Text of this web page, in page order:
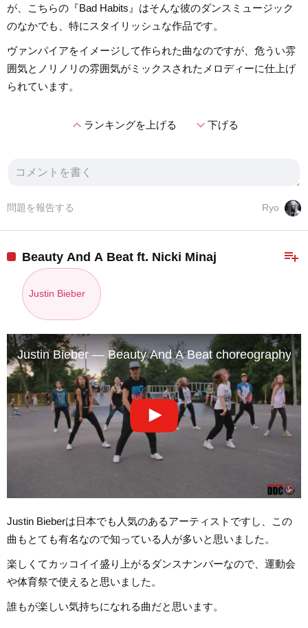
が、こちらの『Bad Habits』はそんな彼のダンスミュージック
のなかでも、特にスタイリッシュな作品です。
ヴァンパイアをイメージして作られた曲なのですが、危うい雰
囲気とノリノリの雰囲気がミックスされたメロディーに仕上げ
られています。
expand_lessランキングを上げる expand_more下げる
Ryo
問題を報告する
playlist_add
Beauty And A Beat ft. Nicki Minaj
Justin Bieber
Justin Bieber — Beauty And A Beat choreography
Justin Bieberは日本でも人気のあるアーティストですし、この
曲もとても有名なので知っている人が多いと思いました。
楽しくてカッコイイ盛り上がるダンスナンバーなので、運動会
や体育祭で使えると思いました。
誰もが楽しい気持ちになれる曲だと思います。